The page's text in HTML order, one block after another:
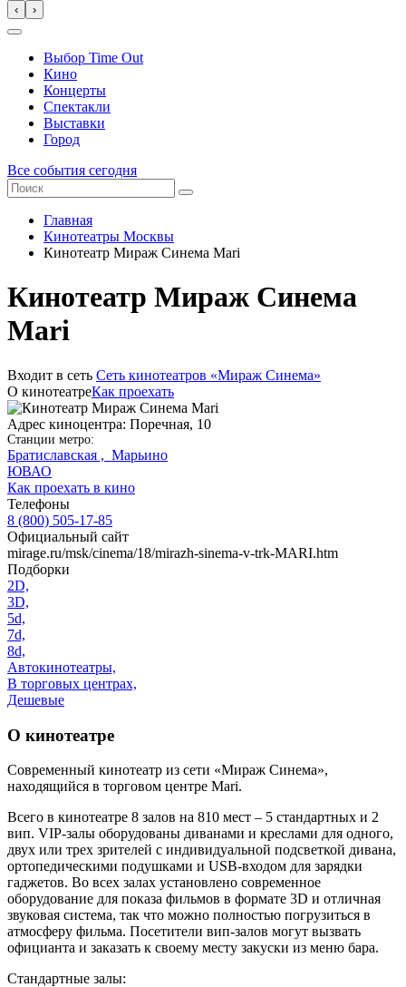
‹ ›
Выбор Time Out
Кино
Концерты
Спектакли
Выставки
Город
Все события сегодня
Главная
Кинотеатры Москвы
Кинотеатр Мираж Синема Mari
Кинотеатр Мираж Синема
Mari
Входит в сеть Сеть кинотеатров «Мираж Синема»
О кинотеатреКак проехать
Адрес киноцентра: Поречная, 10
Станции метро:
Братиславская , Марьино
ЮВАО
Как проехать в кино
Телефоны
8 (800) 505-17-85
Официальный сайт
mirage.ru/msk/cinema/18/mirazh-sinema-v-trk-MARI.htm
Подборки
2D,
3D,
5d,
7d,
8d,
Автокинотеатры,
В торговых центрах,
Дешевые
О кинотеатре
Современный кинотеатр из сети «‎Мираж Синема»,
находящийся в торговом центре Mari.
Всего в кинотеатре 8 залов на 810 мест – 5 стандартных и 2
вип. VIP-залы оборудованы диванами и креслами для одного,
двух или трех зрителей с индивидуальной подсветкой дивана,
ортопедическими подушками и USB-входом для зарядки
гаджетов. Во всех залах установлено современное
оборудование для показа фильмов в формате 3D и отличная
звуковая система, так что можно полностью погрузиться в
атмосферу фильма. Посетители вип-залов могут вызвать
официанта и заказать к своему месту закуски из меню бара.
Стандартные залы: